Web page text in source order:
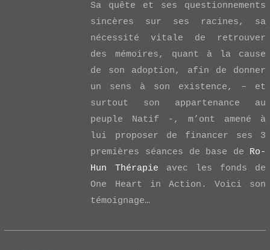
Sa quête et ses questionnements
sincères sur ses racines, sa
nécessité vitale de retrouver
des mémoires, quant à la cause
de son adoption, afin de donner
un sens à son existence, – et
surtout son appartenance au
peuple Natif -, m’ont amené à
lui proposer de financer ses 3
premières séances de base de Ro-
Hun Thérapie avec les fonds de
One Heart in Action. Voici son
témoignage…